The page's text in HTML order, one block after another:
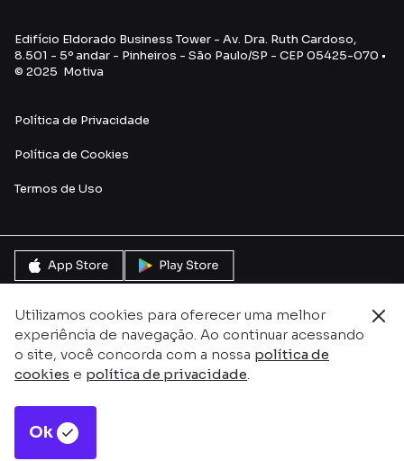
Utilizamos cookies para oferecer uma melhor
experiência de navegação. Ao continuar acessando
o site, você concorda com a nossa política de
cookies e política de privacidade.
Ok
Edifício Eldorado Business Tower - Av. Dra. Ruth Cardoso,
8.501 - 5º andar - Pinheiros - São Paulo/SP - CEP 05425-070 •
© 2025 Motiva
Política de Privacidade
Política de Cookies
Termos de Uso
Este site é protegido pelo reCAPTCHA e pela
Privacidadee